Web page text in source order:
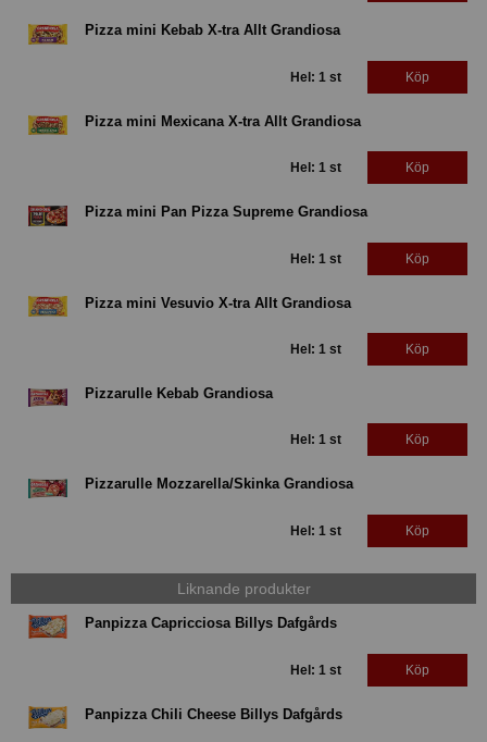
Pizza mini Kebab X-tra Allt Grandiosa
Hel: 1 st Köp
Pizza mini Mexicana X-tra Allt Grandiosa
Hel: 1 st Köp
Pizza mini Pan Pizza Supreme Grandiosa
Hel: 1 st Köp
Pizza mini Vesuvio X-tra Allt Grandiosa
Hel: 1 st Köp
Pizzarulle Kebab Grandiosa
Hel: 1 st Köp
Pizzarulle Mozzarella/Skinka Grandiosa
Hel: 1 st Köp
Liknande produkter
Panpizza Capricciosa Billys Dafgårds
Hel: 1 st Köp
Panpizza Chili Cheese Billys Dafgårds